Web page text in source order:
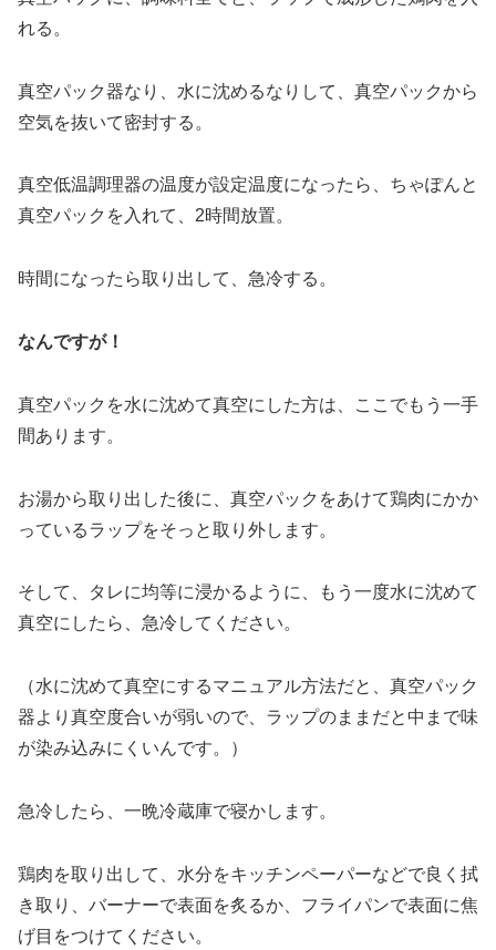
れる。
真空パック器なり、水に沈めるなりして、真空パックから
空気を抜いて密封する。
真空低温調理器の温度が設定温度になったら、ちゃぽんと
真空パックを入れて、2時間放置。
時間になったら取り出して、急冷する。
なんですが！
真空パックを水に沈めて真空にした方は、ここでもう一手
間あります。
お湯から取り出した後に、真空パックをあけて鶏肉にかか
っているラップをそっと取り外します。
そして、タレに均等に浸かるように、もう一度水に沈めて
真空にしたら、急冷してください。
（水に沈めて真空にするマニュアル方法だと、真空パック
器より真空度合いが弱いので、ラップのままだと中まで味
が染み込みにくいんです。）
急冷したら、一晩冷蔵庫で寝かします。
鶏肉を取り出して、水分をキッチンペーパーなどで良く拭
き取り、バーナーで表面を炙るか、フライパンで表面に焦
げ目をつけてください。